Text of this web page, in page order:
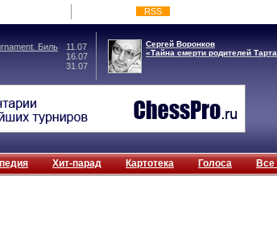
RSS
Биль
11.07
16.07
31.07
Сергей Воронков
«Тайна смерти родителей
Хит-парад Картотека Голоса